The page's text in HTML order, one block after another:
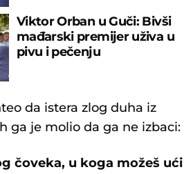
Viktor Orban u Guči: Bivši
mađarski premijer uživa u
pivu i pečenju
da istera zlog duha iz
ga je molio da ga ne izbaci:
čoveka, u koga možeš ući